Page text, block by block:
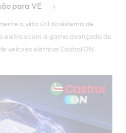
para VE
a vida útil do sistema de
elétrico com a gama avançada de
veículos elétricos Castrol ON.